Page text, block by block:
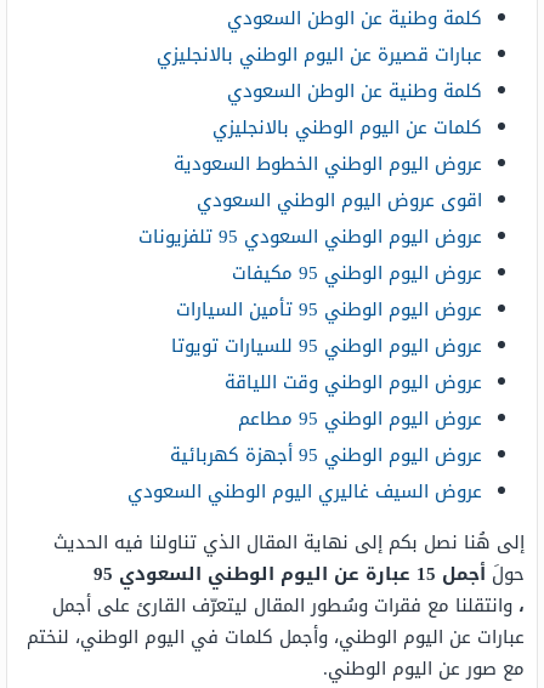
كلمة وطنية عن الوطن السعودي
عبارات قصيرة عن اليوم الوطني بالانجليزي
كلمة وطنية عن الوطن السعودي
كلمات عن اليوم الوطني بالانجليزي
عروض اليوم الوطني الخطوط السعودية
اقوى عروض اليوم الوطني السعودي
عروض اليوم الوطني السعودي 95 تلفزيونات
عروض اليوم الوطني 95 مكيفات
عروض اليوم الوطني 95 تأمين السيارات
عروض اليوم الوطني 95 للسيارات تويوتا
عروض اليوم الوطني وقت اللياقة
عروض اليوم الوطني 95 مطاعم
عروض اليوم الوطني 95 أجهزة كهربائية
عروض السيف غاليري اليوم الوطني السعودي
إلى هُنا نصل بكم إلى نهاية المقال الذي تناولنا فيه الحديث
حولَ
أجمل 15 عبارة عن اليوم الوطني السعودي 95
، وانتقلنا مع فقرات وسُطور المقال ليتعرّف القارئ على أجمل
عبارات عن اليوم الوطني، وأجمل كلمات في اليوم الوطني، لنختم
مع صور عن اليوم الوطني.